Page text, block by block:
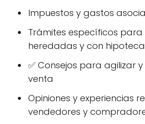
Impuestos y gastos
Trámites específicos para
heredadas y con hipoteca
✅ Consejos para agilizar
venta
Opiniones y experiencias
vendedores y